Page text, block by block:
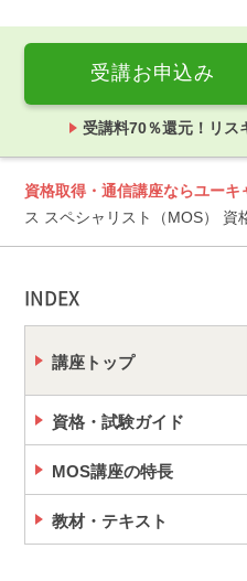
受講お申込み
受講料70％還元！リス
資格取得・通信講座ならユーキ
ス スペシャリスト（MOS） 資
INDEX
講座トップ
資格・試験ガイド
MOS講座の特長
教材・テキスト